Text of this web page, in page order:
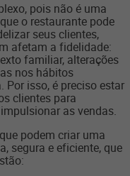
pois não é uma
o restaurante pode
seus clientes,
afetam a fidelidade:
familiar, alterações
nos hábitos
Por isso, é preciso estar
clientes para
as vendas.
podem criar uma
segura e eficiente, que